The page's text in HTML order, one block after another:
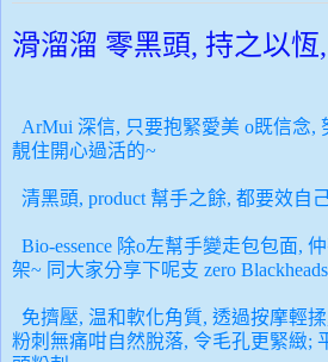
滑溜溜 零黑頭, 持之以恆
ArMui 深信, 只要抱緊愛美 o既信念,
靚住開心過活的~
清黑頭, product 幫手之餘, 都要效自
Bio-essence 除o左幫手變走包包面,
架~ 同大家分享下呢支 zero
免擠壓, 温和軟化角質, 透過按摩輕
粉刺無痛咁自然脫落, 令毛孔更緊緻;